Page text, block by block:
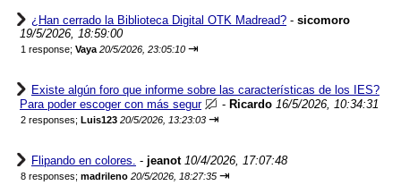
¿Han cerrado la Biblioteca Digital OTK Madread? - sicomoro
19/5/2026, 18:59:00
1 response; Vaya 20/5/2026, 23:05:10 ⇥
Existe algún foro que informe sobre las características de los IES?
Para poder escoger con más segur
- Ricardo 16/5/2026, 10:34:31
2 responses; Luis123 20/5/2026, 13:23:03 ⇥
Flipando en colores. - jeanot 10/4/2026, 17:07:48
8 responses; madrileno 20/5/2026, 18:27:35 ⇥